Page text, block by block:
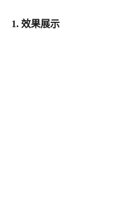
1. 效果展示